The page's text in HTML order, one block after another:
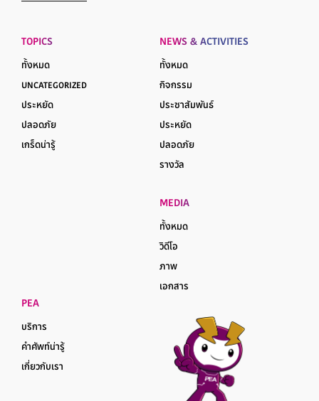
TOPICS
ทั้งหมด
UNCATEGORIZED
ประหยัด
ปลอดภัย
เกร็ดน่ารู้
NEWS & ACTIVITIES
ทั้งหมด
กิจกรรม
ประชาสัมพันธ์
ประหยัด
ปลอดภัย
รางวัล
MEDIA
ทั้งหมด
วิดีโอ
ภาพ
เอกสาร
PEA
บริการ
คำศัพท์น่ารู้
เกี่ยวกับเรา